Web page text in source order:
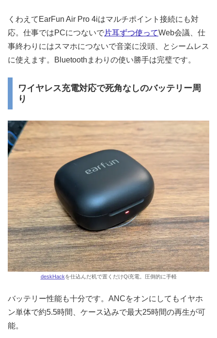
くわえてEarFun Air Pro 4iはマルチポイント接続にも対
応。仕事ではPCにつないで片耳ずつ使ってWeb会議、仕
事終わりにはスマホにつないで音楽に没頭、とシームレス
に使えます。Bluetoothまわりの使い勝手は完璧です。
ワイヤレス充電対応で死角なしのバッテリー周
り
deskHackを仕込んだ机で置くだけQi充電。圧倒的に手軽
バッテリー性能も十分です。ANCをオンにしてもイヤホ
ン単体で約5.5時間、ケース込みで最大25時間の再生が可
能。